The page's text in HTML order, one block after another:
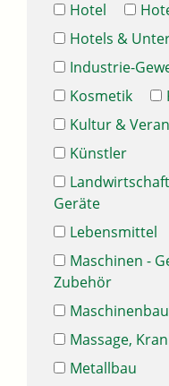
Hotel
Hotels &
Industrie-
Kosmetik
Kultur &
Künstler
Geräte
Lebensmittel
Maschinen -
Zubehör
Maschinenbau
Massage,
Metallbau